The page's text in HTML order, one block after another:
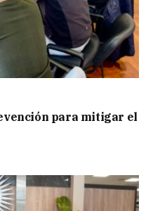
para mitigar el